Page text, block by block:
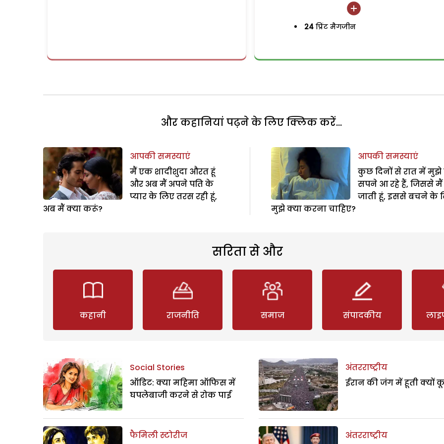
24 प्रिंट मैगजीन
और कहानियां पढ़ने के लिए क्लिक करें...
आपकी समस्याएं
मैं एक शादीशुदा औरत हूं
और अब मैं अपने पति के
प्यार के लिए तरस रही हूं,
अब मैं क्या करूं?
आपकी समस्याएं
कुछ दिनों से रात में मुझे
सपने आ रहे हैं, जिससे मैं
जाती हूं, इससे बचने के
मुझे क्या करना चाहिए?
सरिता से और
कहानी राजनीति समाज संपादकीय
Social Stories
ऑडिट: क्या महिमा ऑफिस में
घपलेबाजी करने से रोक पाई
फैमिली स्टोरीज
अंतरराष्ट्रीय
ईरान की जंग में हूती क्यों
अंतरराष्ट्रीय